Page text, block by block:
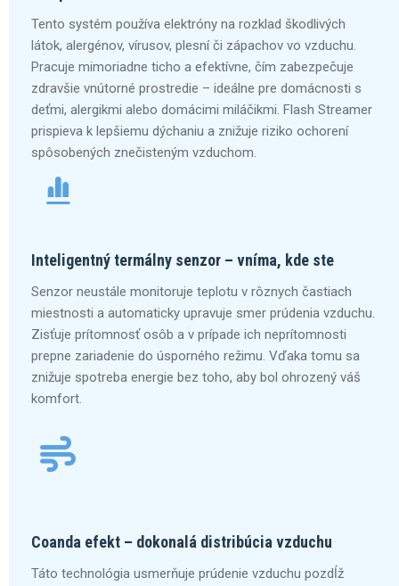
Tento systém používa elektróny na rozklad škodlivých
látok, alergénov, vírusov, plesní či zápachov vo vzduchu.
Pracuje mimoriadne ticho a efektívne, čím zabezpečuje
zdravšie vnútorné prostredie – ideálne pre domácnosti s
deťmi, alergikmi alebo domácimi miláčikmi. Flash Streamer
prispieva k lepšiemu dýchaniu a znižuje riziko ochorení
spôsobených znečisteným vzduchom.
Inteligentný termálny senzor – vníma, kde ste
Senzor neustále monitoruje teplotu v rôznych častiach
miestnosti a automaticky upravuje smer prúdenia vzduchu.
Zisťuje prítomnosť osôb a v prípade ich neprítomnosti
prepne zariadenie do úsporného režimu. Vďaka tomu sa
znižuje spotreba energie bez toho, aby bol ohrozený váš
komfort.
Coanda efekt – dokonalá distribúcia vzduchu
Táto technológia usmerňuje prúdenie vzduchu pozdĺž